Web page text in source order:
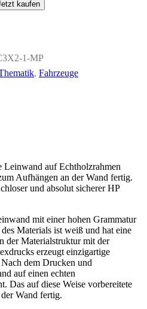
kaufen
1-MP
, Fahrzeuge
auf Echtholzrahmen
Aufhängen an der Wand fertig.
und absolut sicherer HP
mit einer hohen Grammatur
Materials ist weiß und hat eine
der Materialstruktur mit der
erzeugt einzigartige
dem Drucken und
auf einen echten
Das auf diese Weise vorbereitete
Wand fertig.